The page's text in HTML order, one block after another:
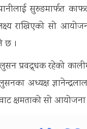
सुरुङमार्फत
राखिएको सो
छ ।
प्रवद्र्धक रहेको
अध्यक्ष
क्षमताको सो आयोजना